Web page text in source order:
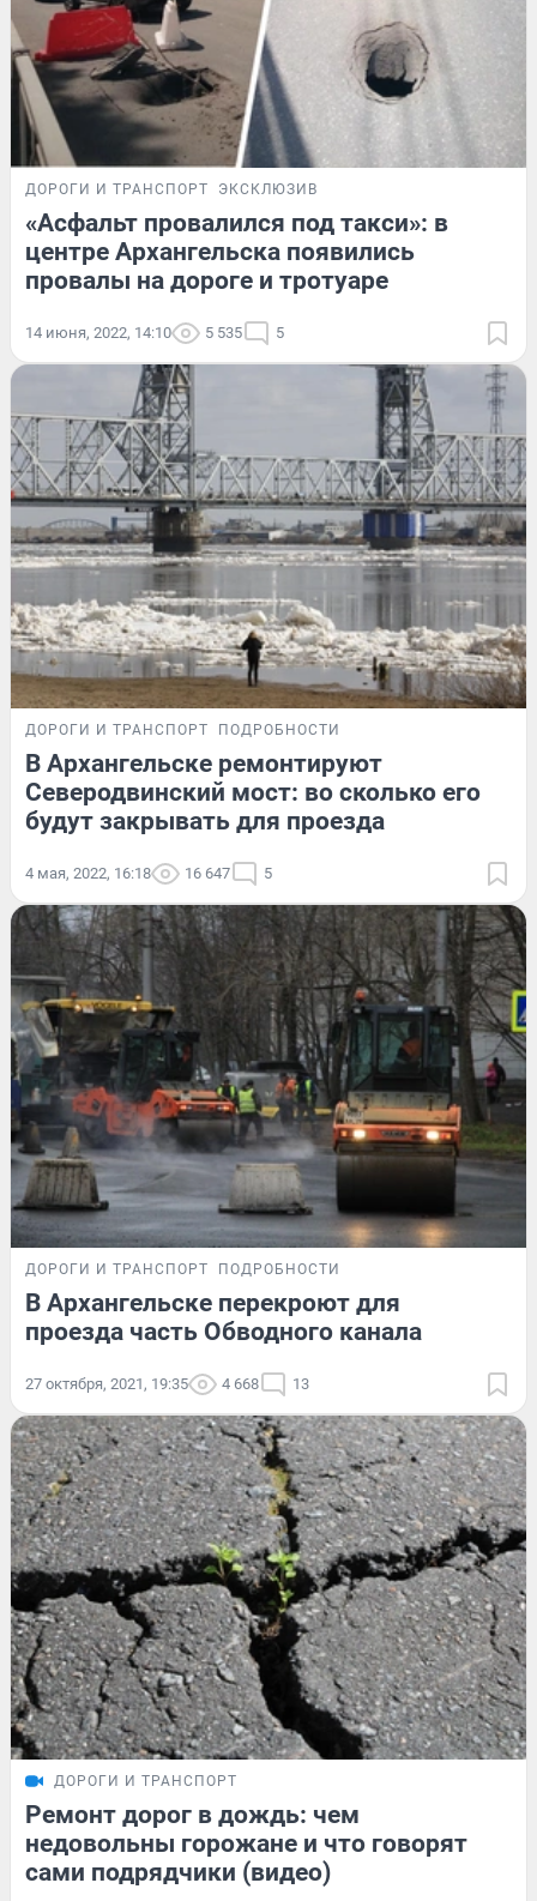
ДОРОГИ И ТРАНСПОРТ ЭКСКЛЮЗИВ
«Асфальт провалился под такси»: в
центре Архангельска появились
провалы на дороге и тротуаре
14 июня, 2022, 14:10 5 535 5
ДОРОГИ И ТРАНСПОРТ ПОДРОБНОСТИ
В Архангельске ремонтируют
Северодвинский мост: во сколько его
будут закрывать для проезда
4 мая, 2022, 16:18 16 647 5
ДОРОГИ И ТРАНСПОРТ ПОДРОБНОСТИ
В Архангельске перекроют для
проезда часть Обводного канала
27 октября, 2021, 19:35 4 668 13
ДОРОГИ И ТРАНСПОРТ
Ремонт дорог в дождь: чем
недовольны горожане и что говорят
сами подрядчики (видео)